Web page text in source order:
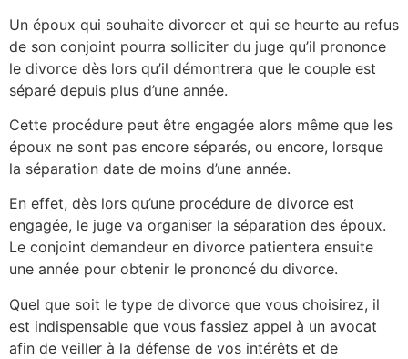
Un époux qui souhaite divorcer et qui se heurte au refus
de son conjoint pourra solliciter du juge qu’il prononce
le divorce dès lors qu’il démontrera que le couple est
séparé depuis plus d’une année.
Cette procédure peut être engagée alors même que les
époux ne sont pas encore séparés, ou encore, lorsque
la séparation date de moins d’une année.
En effet, dès lors qu’une procédure de divorce est
engagée, le juge va organiser la séparation des époux.
Le conjoint demandeur en divorce patientera ensuite
une année pour obtenir le prononcé du divorce.
Quel que soit le type de divorce que vous choisirez, il
est indispensable que vous fassiez appel à un avocat
afin de veiller à la défense de vos intérêts et de